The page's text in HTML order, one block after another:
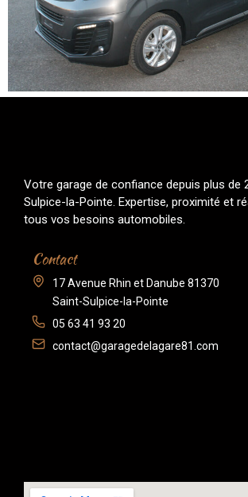
Votre garage de confiance depuis plus de
Sulpice-la-Pointe. Expertise, proximité et
tous vos besoins automobiles.
Contact
17 Avenue Rhin et Danube 81370
Saint-Sulpice-la-Pointe
05 63 41 93 20
contact@garagedelagare81.com